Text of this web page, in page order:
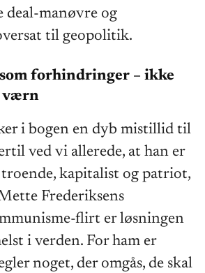
deal-manøvre og
til geopolitik.
forhindringer – ikke
værn
i bogen en dyb mistillid til
ved vi allerede, at han er
kapitalist og patriot,
Frederiksens
flirt er løsningen
i verden. For ham er
noget, der omgås, de skal